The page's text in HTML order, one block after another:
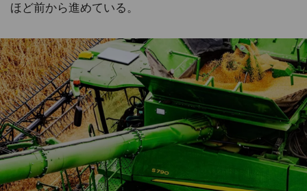
ほど前から進めている。